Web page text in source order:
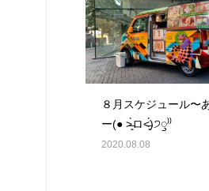
８月スケジュール〜
ー(● ˃̶͈̀ロ˂̶͈́)੭ꠥ⁾⁾
2020.08.08